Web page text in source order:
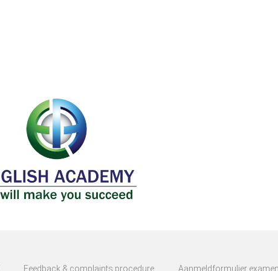
Feedback & complaints procedure Aanmeldformulier